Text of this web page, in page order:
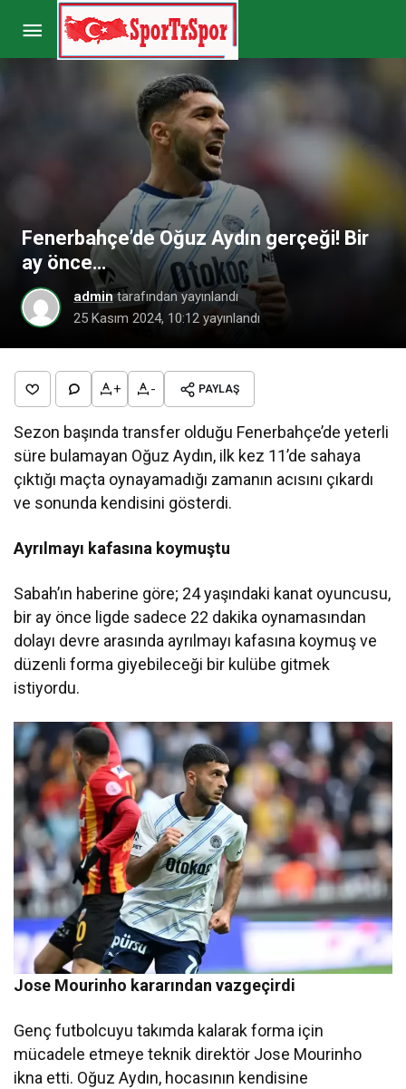
Fenerbahçe’de Oğuz Aydın gerçeği! Bir
ay önce…
admintarafından yayınlandı
25 Kasım 2024, 10:12 yayınlandı
+ - PAYLAŞ
Sezon başında transfer olduğu Fenerbahçe’de yeterli
süre bulamayan Oğuz Aydın, ilk kez 11’de sahaya
çıktığı maçta oynayamadığı zamanın acısını çıkardı
ve sonunda kendisini gösterdi.
Ayrılmayı kafasına koymuştu
Sabah’ın haberine göre; 24 yaşındaki kanat oyuncusu,
bir ay önce ligde sadece 22 dakika oynamasından
dolayı devre arasında ayrılmayı kafasına koymuş ve
düzenli forma giyebileceği bir kulübe gitmek
istiyordu.
Jose Mourinho kararından vazgeçirdi
Genç futbolcuyu takımda kalarak forma için
mücadele etmeye teknik direktör Jose Mourinho
ikna etti. Oğuz Aydın, hocasının kendisine
Fenerbahçe’ye Cristian Medina’dan kötü haber!
Yeni adresini duyurdular…
Paylaş